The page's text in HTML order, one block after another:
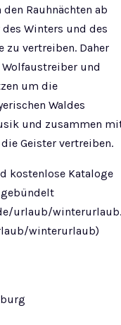
Rauhnächten ab
Winters und des
zu vertreiben. Daher
und
um die
Waldes
und zusammen
Geister vertreiben.
kostenlose Kataloge
gebündelt
urlaub/winterurlaub.
winterurlaub)